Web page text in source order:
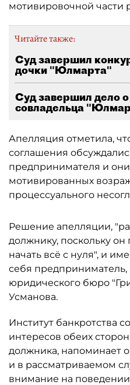
мотивировочной части
Читайте также:
Суд завершил
дочки "Юлмарта"
Суд завершил дело
совладельца
Апелляция отметила,
соглашения
предпринимателя и
мотивированных
процессуального
Решение апелляции,
должнику, поскольку
начать всё с нуля", и
себя
юридического бюро
Усманова.
Институт банкротства
интересов обеих
должника, напоминает
и в рассматриваемом
внимание на